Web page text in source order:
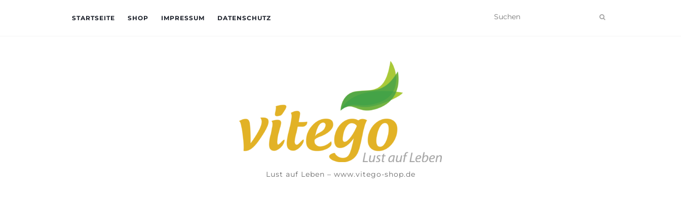
STARTSEITE SHOP IMPRESSUM DATENSCHUTZ
Lust auf Leben – www.vitego-shop.de